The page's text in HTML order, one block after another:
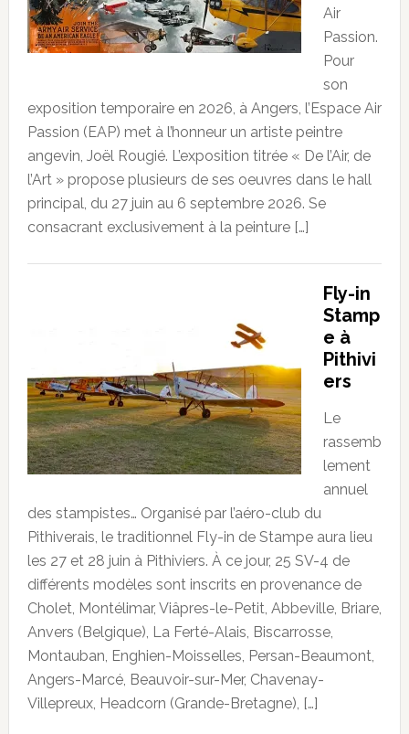
Air
Passion.
Pour
son
exposition temporaire en 2026, à Angers, l’Espace Air
Passion (EAP) met à l’honneur un artiste peintre
angevin, Joël Rougié. L’exposition titrée « De l’Air, de
l’Art » propose plusieurs de ses oeuvres dans le hall
principal, du 27 juin au 6 septembre 2026. Se
consacrant exclusivement à la peinture […]
Fly-in
Stamp
e à
Pithivi
ers
Le
rassemb
lement
annuel
des stampistes… Organisé par l’aéro-club du
Pithiverais, le traditionnel Fly-in de Stampe aura lieu
les 27 et 28 juin à Pithiviers. À ce jour, 25 SV-4 de
différents modèles sont inscrits en provenance de
Cholet, Montélimar, Viâpres-le-Petit, Abbeville, Briare,
Anvers (Belgique), La Ferté-Alais, Biscarrosse,
Montauban, Enghien-Moisselles, Persan-Beaumont,
Angers-Marcé, Beauvoir-sur-Mer, Chavenay-
Villepreux, Headcorn (Grande-Bretagne), […]